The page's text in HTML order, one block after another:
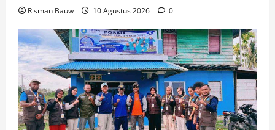
Risman Bauw 10 Agustus 2026 0